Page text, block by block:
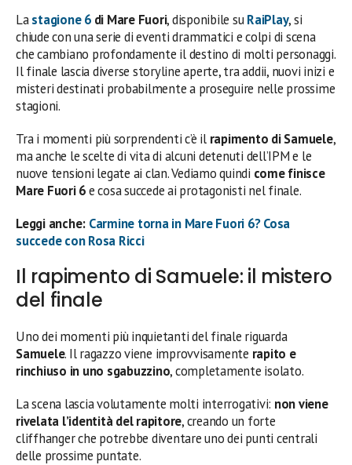
Lastagione 6di Mare Fuori, disponibile suRaiPlay, si
chiude con una serie di eventi drammatici e colpi di scena
che cambiano profondamente il destino di molti personaggi.
Il finale lascia diverse storyline aperte, tra addii, nuovi inizi e
misteri destinati probabilmente a proseguire nelle prossime
stagioni.
Tra i momenti più sorprendenti c’è il rapimento di Samuele,
ma anche le scelte di vita di alcuni detenuti dell’IPM e le
nuove tensioni legate ai clan. Vediamo quindi come finisce
Mare Fuori 6e cosa succede ai protagonisti nel finale.
Leggi anche: Carmine torna in Mare Fuori 6? Cosa
succede con Rosa Ricci
Il rapimento di Samuele: il mistero
del finale
Uno dei momenti più inquietanti del finale riguarda
Samuele. Il ragazzo viene improvvisamente rapito e
rinchiuso in uno sgabuzzino, completamente isolato.
La scena lascia volutamente molti interrogativi: non viene
rivelata l’identità del rapitore, creando un forte
cliffhanger che potrebbe diventare uno dei punti centrali
delle prossime puntate.